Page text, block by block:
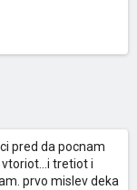
pred da pocnam
tretiot i
prvo mislev deka